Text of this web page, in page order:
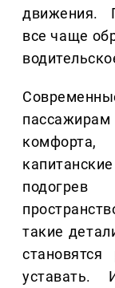
движения.
все чаще
комфорта,
такие
уставать.